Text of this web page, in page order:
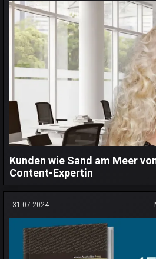
Kunden wie Sand am Meer
Content-Expertin
31.07.2024